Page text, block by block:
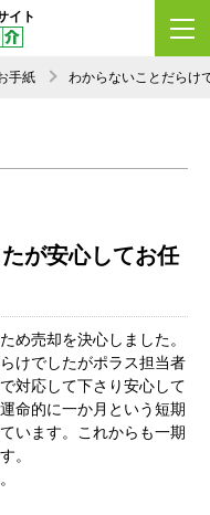
イト
手紙 わからないことだらけ
が安心してお任
め売却を決心しました。
けでしたがポラス担当者
対応して下さり安心して
命的に一か月という短期
います。これからも一期
。